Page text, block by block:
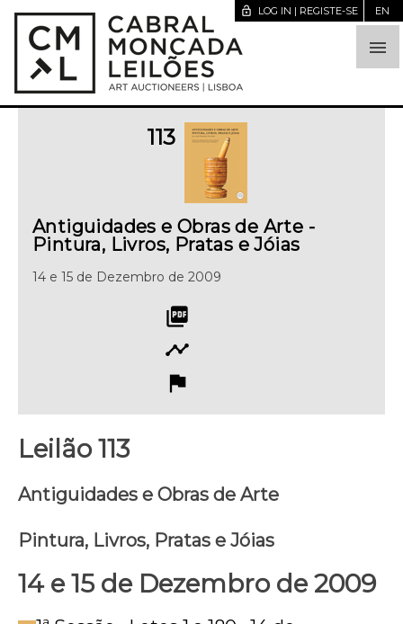

lock_open LOG IN | REGISTE-SE EN
113
Antiguidades e Obras de Arte -
Pintura, Livros, Pratas e Jóias
14 e 15 de Dezembro de 2009
picture_as_pdf
timeline
flag
Leilão 113
Antiguidades e Obras de Arte
Pintura, Livros, Pratas e Jóias
14 e 15 de Dezembro de 2009